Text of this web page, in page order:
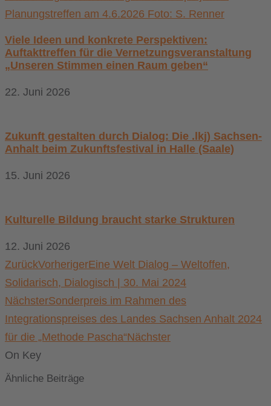
Viele Ideen und konkrete Perspektiven:
Auftakttreffen für die Vernetzungsveranstaltung
„Unseren Stimmen einen Raum geben“
22. Juni 2026
Zukunft gestalten durch Dialog: Die .lkj) Sachsen-
Anhalt beim Zukunftsfestival in Halle (Saale)
15. Juni 2026
Kulturelle Bildung braucht starke Strukturen
12. Juni 2026
ZurückVorherigerEine Welt Dialog – Weltoffen,
Solidarisch, Dialogisch | 30. Mai 2024
NächsterSonderpreis im Rahmen des
Integrationspreises des Landes Sachsen Anhalt 2024
für die „Methode Pascha“Nächster
On Key
Ähnliche Beiträge